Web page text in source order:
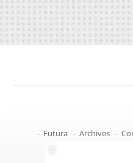
- Futura - Archives -